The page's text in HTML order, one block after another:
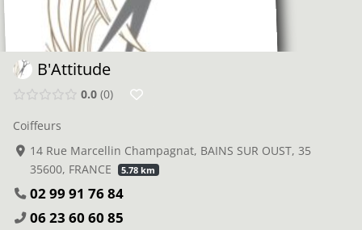
B'Attitude
0.0 0
Coiffeurs
14 Rue Marcellin Champagnat, BAINS SUR OUST, 35
35600, FRANCE
5.78 km
02 99 91 76 84
06 23 60 60 85